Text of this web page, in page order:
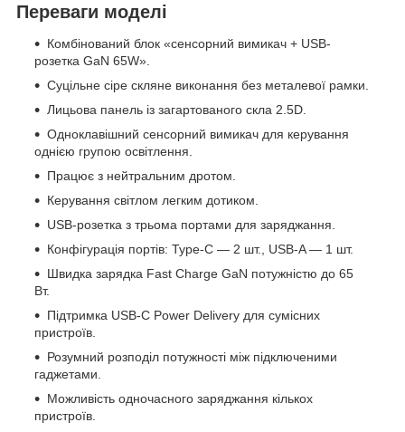
Переваги моделі
Комбінований блок «сенсорний вимикач + USB-
розетка GaN 65W».
Суцільне сіре скляне виконання без металевої рамки.
Лицьова панель із загартованого скла 2.5D.
Одноклавішний сенсорний вимикач для керування
однією групою освітлення.
Працює з нейтральним дротом.
Керування світлом легким дотиком.
USB-розетка з трьома портами для заряджання.
Конфігурація портів: Type-C — 2 шт., USB-A — 1 шт.
Швидка зарядка Fast Charge GaN потужністю до 65
Вт.
Підтримка USB-C Power Delivery для сумісних
пристроїв.
Розумний розподіл потужності між підключеними
гаджетами.
Можливість одночасного заряджання кількох
пристроїв.